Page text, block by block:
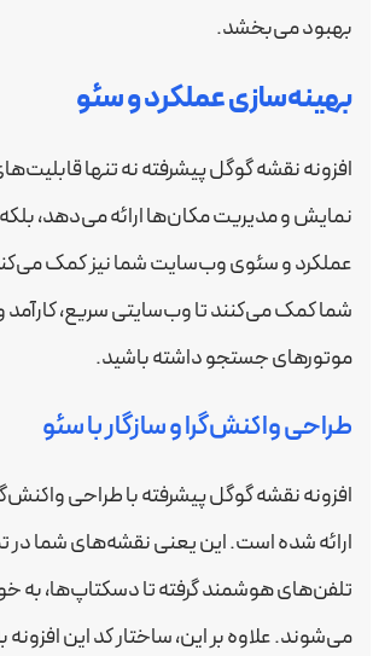
بهبود می‌بخشد.
بهینه‌سازی عملکرد و سئو
افزونه نقشه گوگل پیشرفته نه تنها
نمایش و مدیریت مکان‌ها ارائه می‌دهد،
عملکرد و سئوی وب‌سایت شما نیز کمک
شما کمک می‌کنند تا وب‌سایتی سریع، کارآمد
موتورهای جستجو داشته باشید.
طراحی واکنش‌گرا و سازگار با سئو
افزونه نقشه گوگل پیشرفته با طراحی
ارائه شده است. این یعنی نقشه‌های شما در
تلفن‌های هوشمند گرفته تا دسکتاپ‌ها، به
می‌شوند. علاوه بر این، ساختار کد این